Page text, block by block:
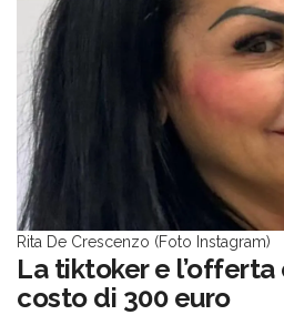
Rita De Crescenzo (Foto Instagram)
La tiktoker e
costo di 300 euro